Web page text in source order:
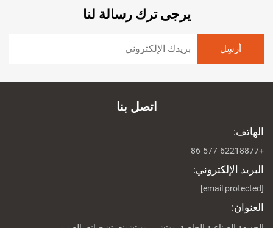
يرجى ترك رسالة لنا
اتصل بنا
الهاتف:
+86-577-62218877
البريد الإلكتروني:
[email protected]
العنوان: